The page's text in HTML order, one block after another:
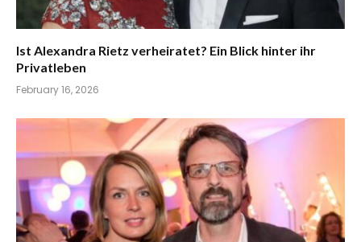
Ist Alexandra Rietz verheiratet? Ein Blick hinter ihr
Privatleben
February 16, 2026